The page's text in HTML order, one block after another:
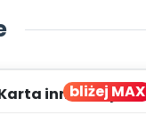
bliżej MAX
innowacji